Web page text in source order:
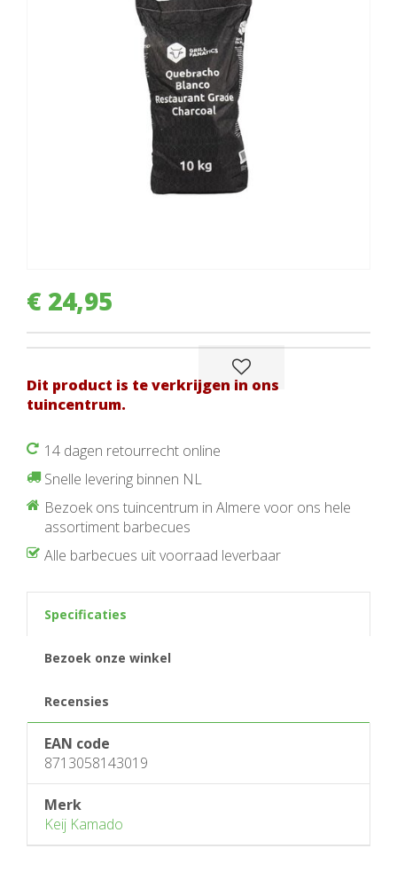
€ 24,95
Dit product is te verkrijgen in ons
tuincentrum.
14 dagen retourrecht online
Snelle levering binnen NL
Bezoek ons tuincentrum in Almere voor ons hele
assortiment barbecues
Alle barbecues uit voorraad leverbaar
Specificaties
Bezoek onze winkel
Recensies
EAN code
8713058143019
Merk
Keij Kamado